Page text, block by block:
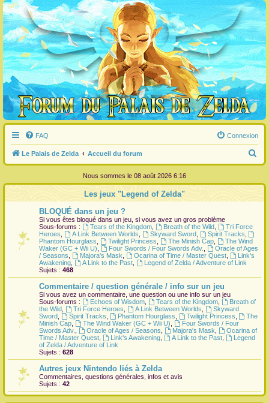
FAQ Connexion
Le Palais de Zelda Accueil du forum
e
c
Nous sommes le 08 août 2026 6:16
Les jeux "Legend of Zelda"
BLOQUÉ dans un jeu ?
Si vous êtes bloqué dans un jeu, si vous avez un gros problème
Sous-forums :
Tears of the Kingdom, Breath of the Wild,
Tri Force
Heroes
A Link Between Worlds Skyward Sword, Spirit Tracks
Phantom Hourglass
Twilight Princess The Minish Cap,
The Wind
Waker (GC + Wii U)
Four Swords / Four Swords Adv.
Oracle of Ages
/ Seasons
Majora's Mask Ocarina of Time / Master Quest,
Link's
Awakening
A Link to the Past,
Legend of Zelda / Adventure of Link
Sujets : 468
Commentaire / question générale / info sur un jeu
Si vous avez un commentaire, une question ou une info sur un jeu
Sous-forums :
Echoes of Wisdom, Tears of the Kingdom,
Breath of
the Wild
Tri Force Heroes A Link Between Worlds
Skyward
Sword
Spirit Tracks Phantom Hourglass Twilight Princess
The
Minish Cap
The Wind Waker (GC + Wii U)
Four Swords / Four
Swords Adv.
Oracle of Ages / Seasons Majora's Mask
Ocarina of
Time / Master Quest
Link's Awakening, A Link to the Past,
Legend
of Zelda / Adventure of Link
Sujets : 628
Autres jeux Nintendo liés à Zelda
Commentaires, questions générales, infos et avis
Sujets : 42